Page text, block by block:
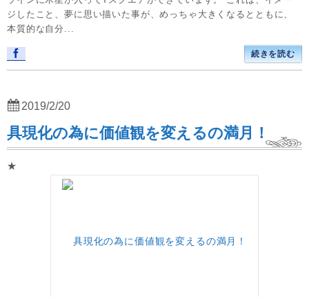
ジしたこと、夢に思い描いた事が、めっちゃ大きくなるとともに、
本質的な自分...
続きを読む
具現化の為に価値観を変えるの満月！
★
2019/2/20